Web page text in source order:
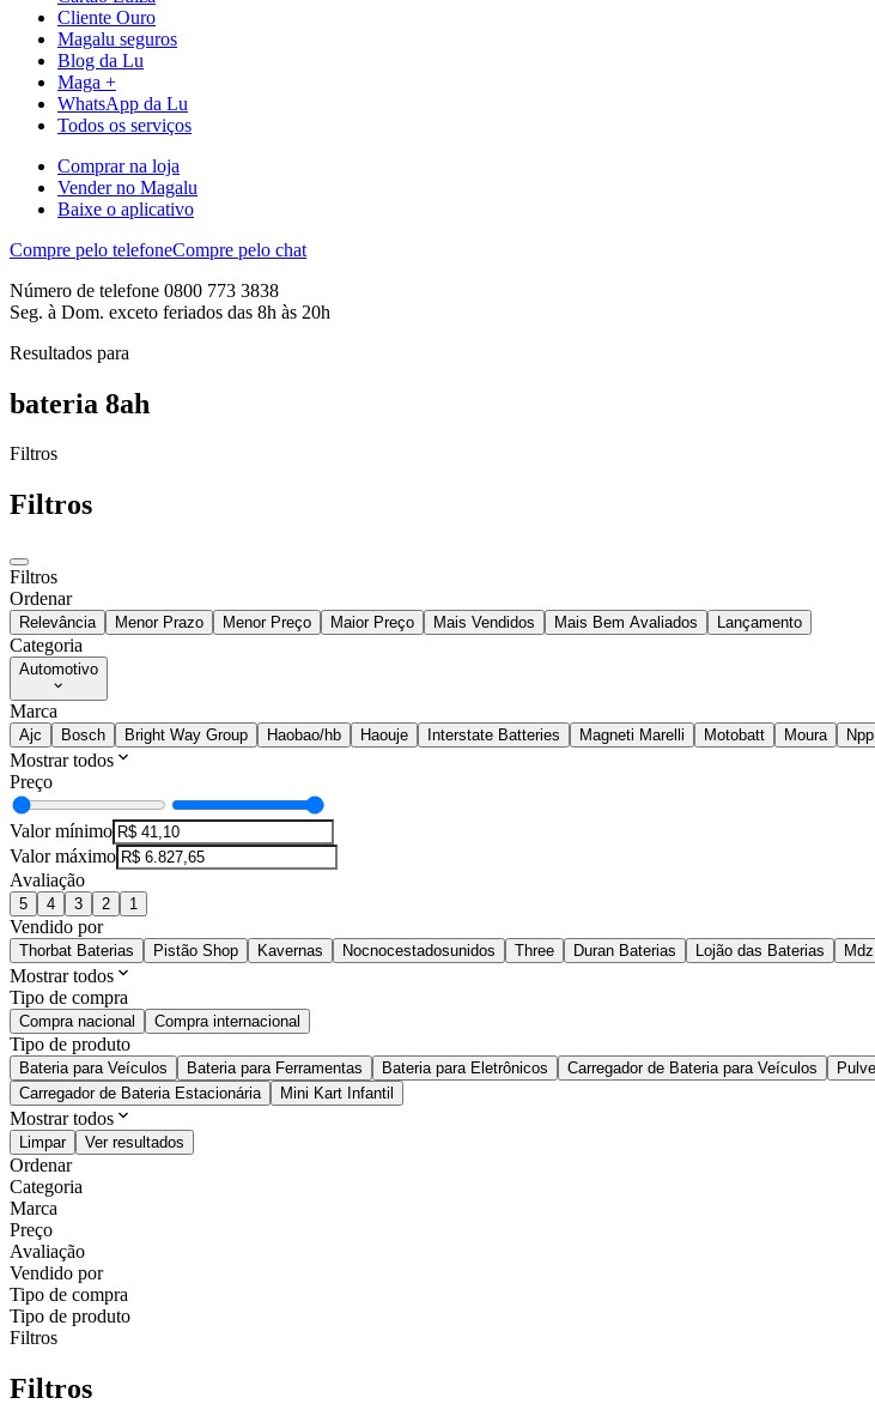
Cliente Ouro
Magalu seguros
Blog da Lu
Maga +
WhatsApp da Lu
Todos os serviços
Comprar na loja
Vender no Magalu
Baixe o aplicativo
Compre pelo telefoneCompre pelo chat
Número de telefone 0800 773 3838
Seg. à Dom. exceto feriados das 8h às 20h
Resultados para
bateria 8ah
Filtros
Filtros
Filtros
Ordenar
Relevância Menor Prazo Menor Preço Maior Preço Mais Vendidos Mais Bem Avaliados Lançamento
Categoria
Automotivo
Marca
Ajc Bosch Bright Way Group Haobao/hb Haouje Interstate Batteries Magneti Marelli Motobatt Moura Npp
Mostrar todos
Preço
Valor mínimo
Valor máximo
Avaliação
5 4 3 2 1
Vendido por
Thorbat Baterias Pistão Shop Kavernas Nocnocestadosunidos Three Duran Baterias Lojão das Baterias
Mostrar todos
Tipo de compra
Compra nacional Compra internacional
Tipo de produto
Bateria para Veículos Bateria para Ferramentas Bateria para Eletrônicos Carregador de Bateria para Veículos
Carregador de Bateria Estacionária
Mini Kart Infantil
Mostrar todos
Limpar Ver resultados
Ordenar
Categoria
Marca
Preço
Avaliação
Vendido por
Tipo de compra
Tipo de produto
Filtros
Filtros